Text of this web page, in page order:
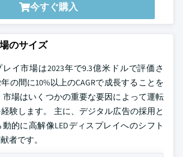
今すぐ購入
のサイズ
レイ市場は2023年で9.3億米ドルで評価さ
の間に10%以上のCAGRで成長することを
市場はいくつかの重要な要因によって運転
験します。 主に、デジタル広告の採用と
的に高解像LEDディスプレイへのシフト
者です。